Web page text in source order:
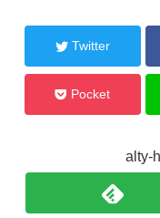
Twitter
Pocket
alty-